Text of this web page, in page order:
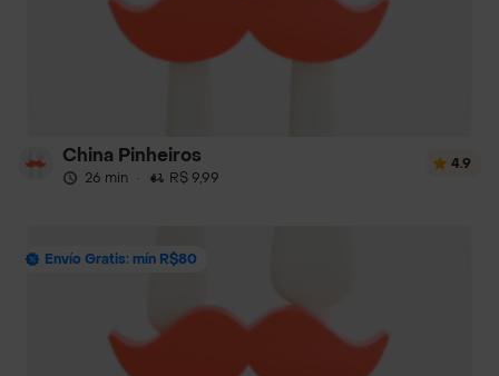
China Pinheiros
26 min · R$ 9,99
4.9
Envío Gratis: mín R$80